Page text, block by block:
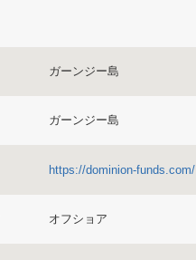
ガーンジー島
ガーンジー島
https://dominion-funds.com/
オフショア